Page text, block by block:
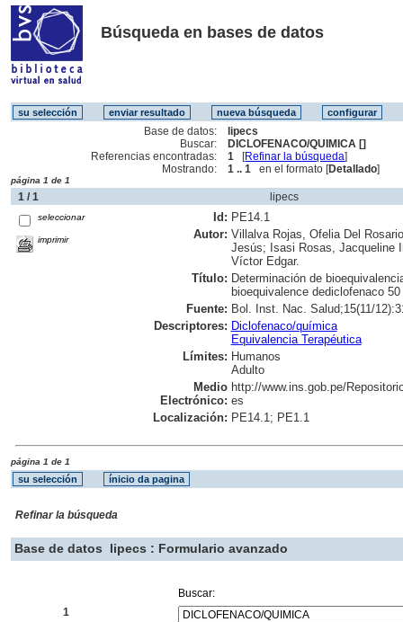
Búsqueda en bases de datos
Base de datos:
lipecs
Buscar:
DICLOFENACO/QUIMICA []
Referencias encontradas:
1 [Refinar la búsqueda]
Mostrando:
1 .. 1 en el formato [Detallado]
página 1 de 1
1 / 1 lipecs
seleccionar
imprimir
Id: PE14.1
Autor: Villalva Rojas, Ofelia Del
Jesús; Isasi Rosas, Jacqueline
Víctor Edgar.
Título: Determinación de
bioequivalence dediclofenaco
Fuente: Bol. Inst. Nac. Salud;15(11/
Descriptores: Diclofenaco/química
Equivalencia Terapéutica
Límites: Humanos
Adulto
Medio
Electrónico:
http://www.ins.gob.pe/
es
Localización: PE14.1; PE1.1
página 1 de 1
Refinar la búsqueda
Base de datos lipecs : Formulario avanzado
Buscar:
1